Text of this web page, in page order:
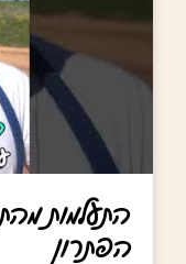
התעלמות
הפתרון